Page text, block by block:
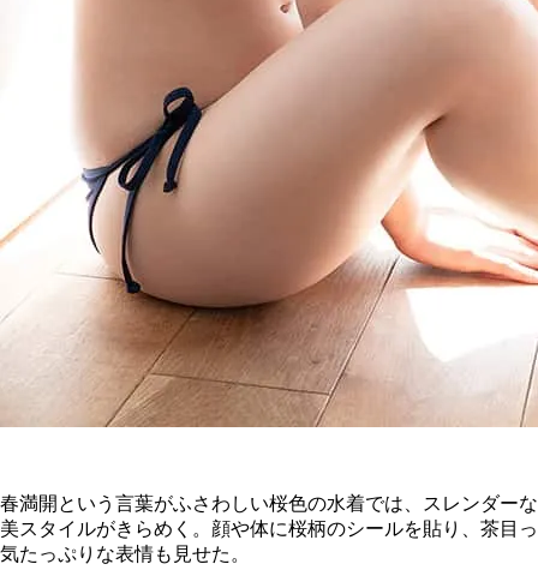
春満開という言葉がふさわしい桜色の水着では、スレンダーな
美スタイルがきらめく。顔や体に桜柄のシールを貼り、茶目っ
気たっぷりな表情も見せた。